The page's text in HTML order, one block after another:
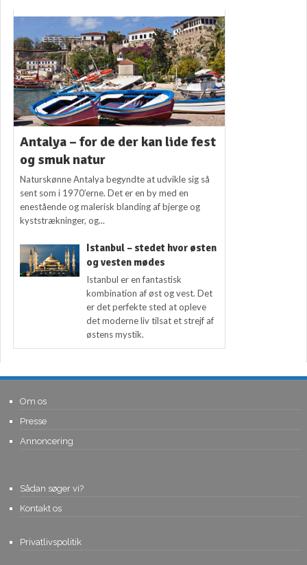
Antalya – for de der kan lide fest
og smuk natur
Naturskønne Antalya begyndte at udvikle sig så
sent som i 1970’erne. Det er en by med en
enestående og malerisk blanding af bjerge og
kyststrækninger, og...
Istanbul – stedet hvor østen
og vesten mødes
Istanbul er en fantastisk
kombination af øst og vest. Det
er det perfekte sted at opleve
det moderne liv tilsat et strejf af
østens mystik.
Om os
Presse
Annoncering
Sådan søger vi?
Kontakt os
Privatlivspolitik